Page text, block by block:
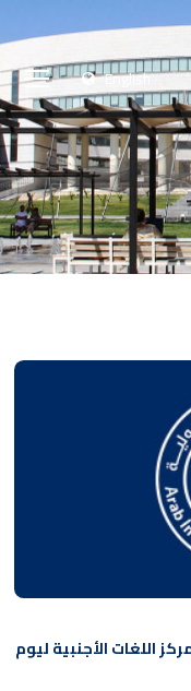
English
اللغات الأجنبية ليوم